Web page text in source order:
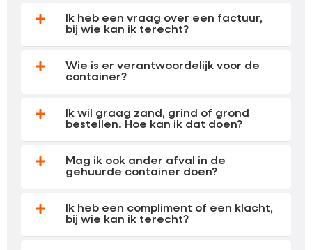
Ik heb een vraag over een factuur,
bij wie kan ik terecht?
Wie is er verantwoordelijk voor de
container?
Ik wil graag zand, grind of grond
bestellen. Hoe kan ik dat doen?
Mag ik ook ander afval in de
gehuurde container doen?
Ik heb een compliment of een klacht,
bij wie kan ik terecht?